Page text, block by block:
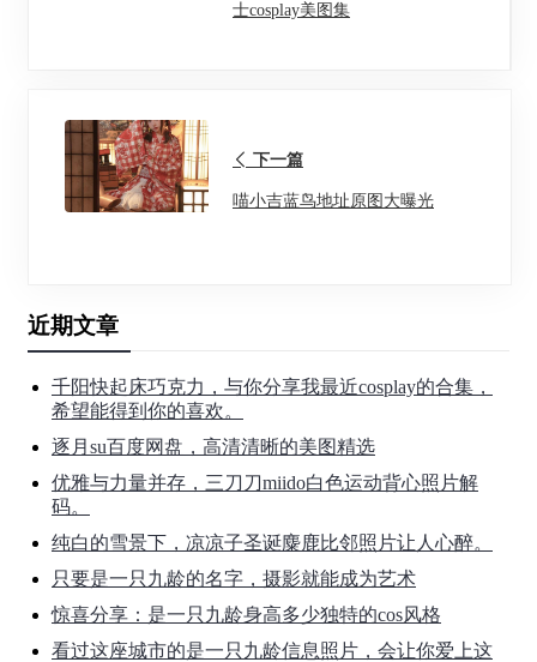
士cosplay美图集
下一篇
喵小吉蓝鸟地址原图大曝光
近期文章
千阳快起床巧克力，与你分享我最近cosplay的合集，
希望能得到你的喜欢。
逐月su百度网盘，高清清晰的美图精选
优雅与力量并存，三刀刀miido白色运动背心照片解
码。
纯白的雪景下，凉凉子圣诞麋鹿比邻照片让人心醉。
只要是一只九龄的名字，摄影就能成为艺术
惊喜分享：是一只九龄身高多少独特的cos风格
看过这座城市的是一只九龄信息照片，会让你爱上这